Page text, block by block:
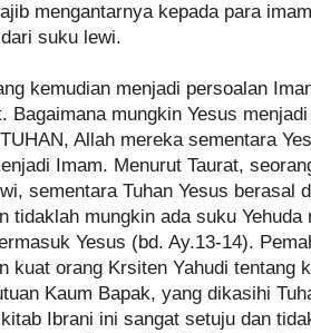
mengantarnya kepada para
suku lewi.
kemudian menjadi persoalan
Bagaimana mungkin Yesus
Allah mereka sementara
Imam. Menurut Taurat,
sementara Tuhan Yesus berasal
tidaklah mungkin ada suku
Yesus (bd. Ay.13-14).
kuat orang Krsiten Yahudi tentang
Kaum Bapak, yang dikasihi
Ibrani ini sangat setuju dan